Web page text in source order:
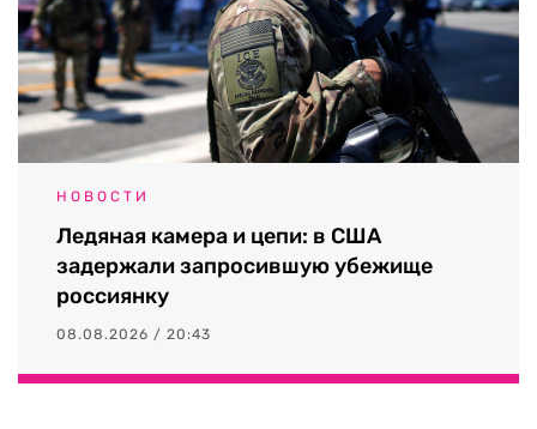
НОВОСТИ
Ледяная камера и цепи: в США
задержали запросившую убежище
россиянку
08.08.2026 / 20:43